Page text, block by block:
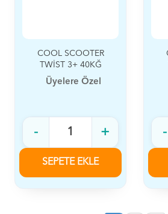
COOL SCOOTER
TWİST 3+ 40KĞ
TURUNCU
Üyelere Özel
- +
SEPETE EKLE
-